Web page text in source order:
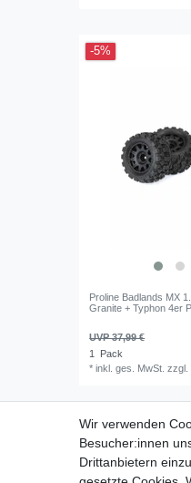
-5%
Proline Badlands MX
Granite + Typhon 4er
UVP 37,99 €
1
Pack
*inkl. ges. MwSt. zzgl.
Wir verwenden
Besucher:innen
Drittanbietern